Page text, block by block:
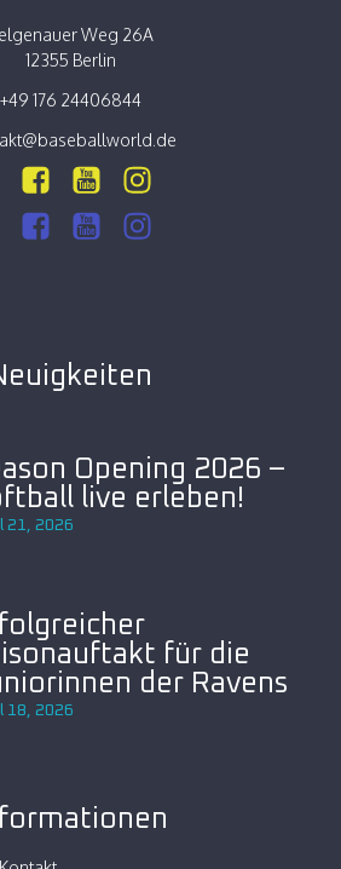
Weg 26A
12355 Berlin
+49 176 24406844
Opening 2026 –
live erleben!
21, 2026
für die
der Ravens
18, 2026